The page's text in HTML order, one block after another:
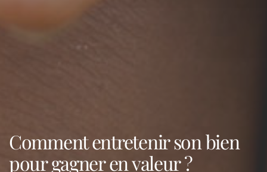
Comment entretenir son bien
pour gagner en valeur ?